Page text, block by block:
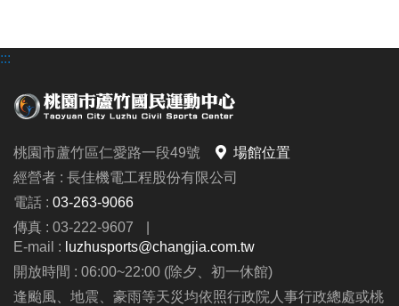
:::
桃園市蘆竹區仁愛路一段49號
場館位置
經營者 : 長佳機電工程股份有限公司
電話 : 03-263-9066
傳真 : 03-222-9607
|
E-mail : luzhusports@changjia.com.tw
開放時間 : 06:00~22:00 (除夕、初一休館)
逢颱風、地震、豪雨等天災均依照行政院人事行政總處或桃